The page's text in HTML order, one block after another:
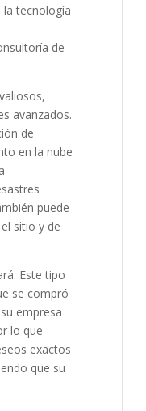
la tecnología
de
avanzados.
de
en la nube
puede
sitio y de
Este tipo
se compró
empresa
lo que
exactos
que su